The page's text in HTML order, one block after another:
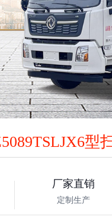
型
厂家直销
定制生产